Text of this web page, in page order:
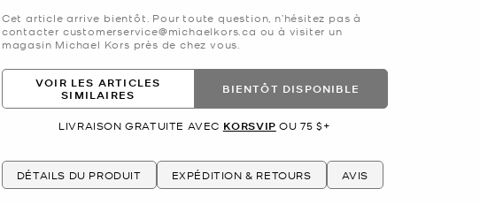
Cet article arrive bientôt. Pour toute question, n’hésitez pas à
contacter customerservice@michaelkors.ca ou à visiter un
magasin Michael Kors près de chez vous.
VOIR LES ARTICLES
SIMILAIRES
BIENTÔT DISPONIBLE
LIVRAISON GRATUITE AVEC KORSVIP OU 75 $+
DÉTAILS DU PRODUIT EXPÉDITION & RETOURS AVIS